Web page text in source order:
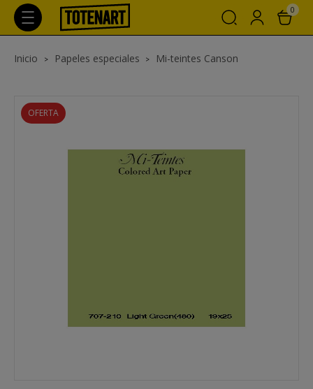
0
Inicio Papeles especiales Mi-teintes Canson
OFERTA